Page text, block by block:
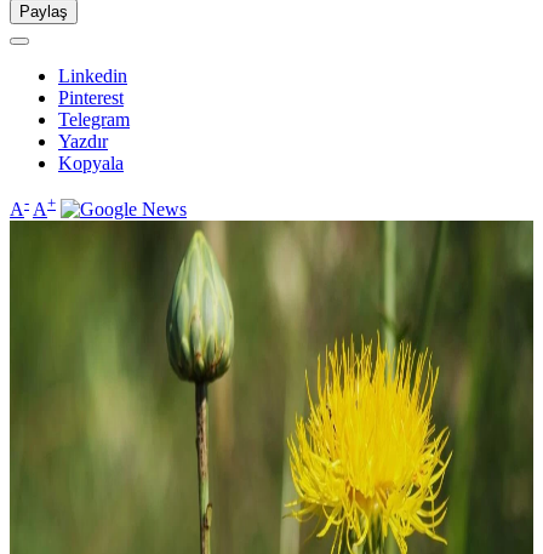
Paylaş
Linkedin
Pinterest
Telegram
Yazdır
Kopyala
A- A+